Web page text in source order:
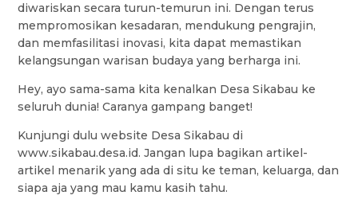
diwariskan secara turun-temurun ini. Dengan terus
mempromosikan kesadaran, mendukung pengrajin,
dan memfasilitasi inovasi, kita dapat memastikan
kelangsungan warisan budaya yang berharga ini.
Hey, ayo sama-sama kita kenalkan Desa Sikabau ke
seluruh dunia! Caranya gampang banget!
Kunjungi dulu website Desa Sikabau di
www.sikabau.desa.id. Jangan lupa bagikan artikel-
artikel menarik yang ada di situ ke teman, keluarga, dan
siapa aja yang mau kamu kasih tahu.